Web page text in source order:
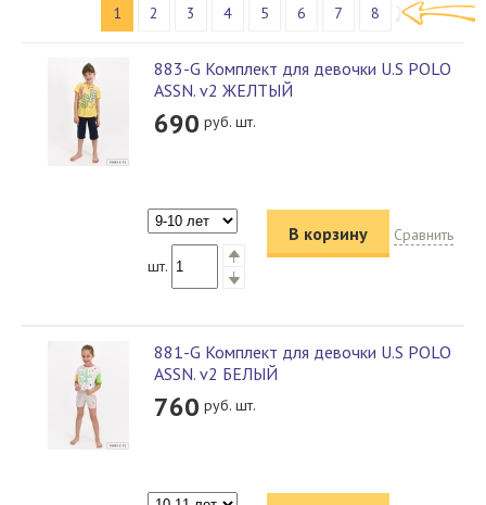
1
2 3 4 5 6 7 8
883-G Комплект для девочки U.S POLO
ASSN. v2 ЖЕЛТЫЙ
690 руб. шт.
шт.
В корзину Сравнить
881-G Комплект для девочки U.S POLO
ASSN. v2 БЕЛЫЙ
760 руб. шт.